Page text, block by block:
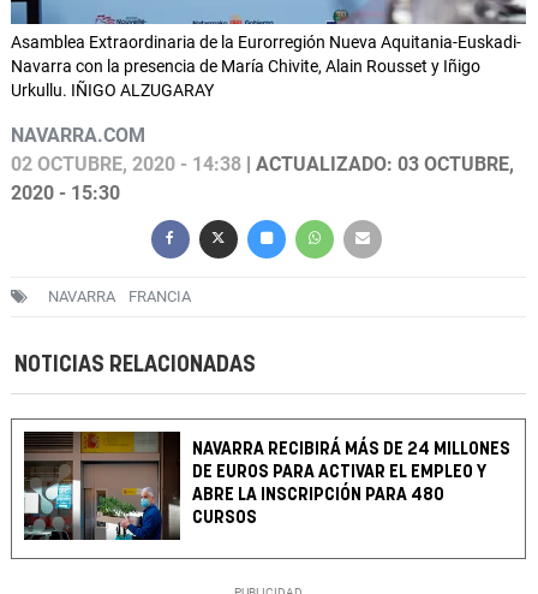
Asamblea Extraordinaria de la Eurorregión Nueva Aquitania-Euskadi-
Navarra con la presencia de María Chivite, Alain Rousset y Iñigo
Urkullu. IÑIGO ALZUGARAY
NAVARRA.COM
02 OCTUBRE, 2020 - 14:38 | ACTUALIZADO: 03 OCTUBRE,
2020 - 15:30
NAVARRA FRANCIA
NOTICIAS RELACIONADAS
NAVARRA RECIBIRÁ MÁS DE 24 MILLONES
DE EUROS PARA ACTIVAR EL EMPLEO Y
ABRE LA INSCRIPCIÓN PARA 480
CURSOS